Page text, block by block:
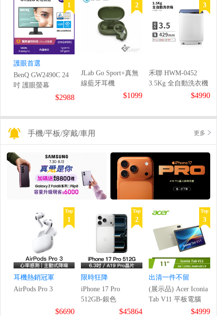
1
護眼首選
BenQ GW2490C 24
吋 護眼螢幕
$2988
2
JLab Go Sport+真無
線藍牙耳機
$1099
3
禾聯 HWM-0452
3.5Kg 全自動洗衣機
$4990
手機/平板/穿戴/車用 更多
Top
1
耳機熱銷冠軍
AirPods Pro 3
$6690
Top
2
限時狂降
iPhone 17 Pro
512GB-銀色
$45864
Top
3
出清一件不留
(展示品) Acer Iconia
Tab V11 平板電腦
$4999